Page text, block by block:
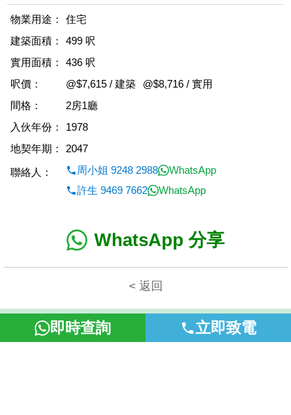
物業用途：
住宅
建築面積：
499 呎
實用面積：
436 呎
呎價：
@$7,615 / 建築
@$8,716 / 實用
間格：
2房1廳
入伙年份：
1978
地契年期：
2047
聯絡人：
周小姐 9248 2988
WhatsApp
許生 9469 7662
WhatsApp
WhatsApp 分享
< 返回
即時查詢 立即致電
本網頁所提供資料僅作參考用途。若因錯漏而引致任何不便或損
失，富裕地產概不負責。